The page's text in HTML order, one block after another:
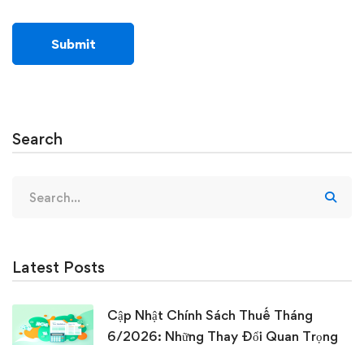
Search
for:
Latest Posts
Cập Nhật Chính Sách Thuế Tháng
6/2026: Những Thay Đổi Quan Trọng